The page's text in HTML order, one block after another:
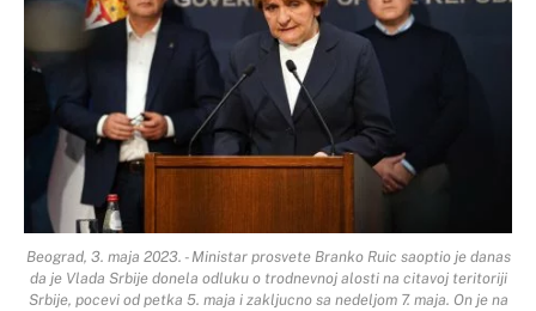
Beograd, 3. maja 2023. - Ministar prosvete Branko Ruic saoptio je danas
da je Vlada Srbije donela odluku o trodnevnoj alosti na citavoj teritoriji
Srbije, pocevi od petka 5. maja i zakljucno sa nedeljom 7. maja. On je na